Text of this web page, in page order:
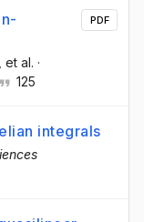
, et al. ·
125
PDF
integrals